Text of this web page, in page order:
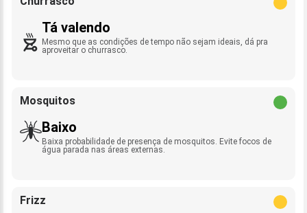
Tá valendo
Mesmo que as condições de tempo não sejam ideais, dá pra
aproveitar o churrasco.
Mosquitos
Baixo
Baixa probabilidade de presença de mosquitos. Evite focos de
água parada nas áreas externas.
Frizz